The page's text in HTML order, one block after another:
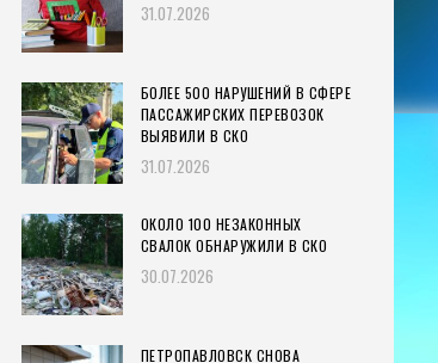
31.07.2026
БОЛЕЕ 500 НАРУШЕНИЙ В СФЕРЕ
ПАССАЖИРСКИХ ПЕРЕВОЗОК
ВЫЯВИЛИ В СКО
31.07.2026
ОКОЛО 100 НЕЗАКОННЫХ
СВАЛОК ОБНАРУЖИЛИ В СКО
30.07.2026
ПЕТРОПАВЛОВСК СНОВА